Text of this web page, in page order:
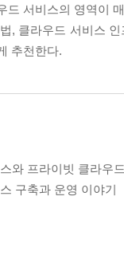
드 서비스의 영역이
, 클라우드 서비스
추천한다.
와 프라이빗 클라우
구축과 운영 이야기